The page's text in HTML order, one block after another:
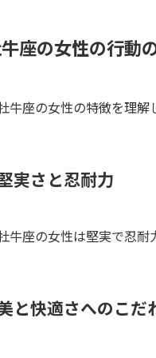
座の女性の行動
牛座の女性の特徴を理解
実さと忍耐力
牛座の女性は堅実で忍耐
と快適さへのこだ